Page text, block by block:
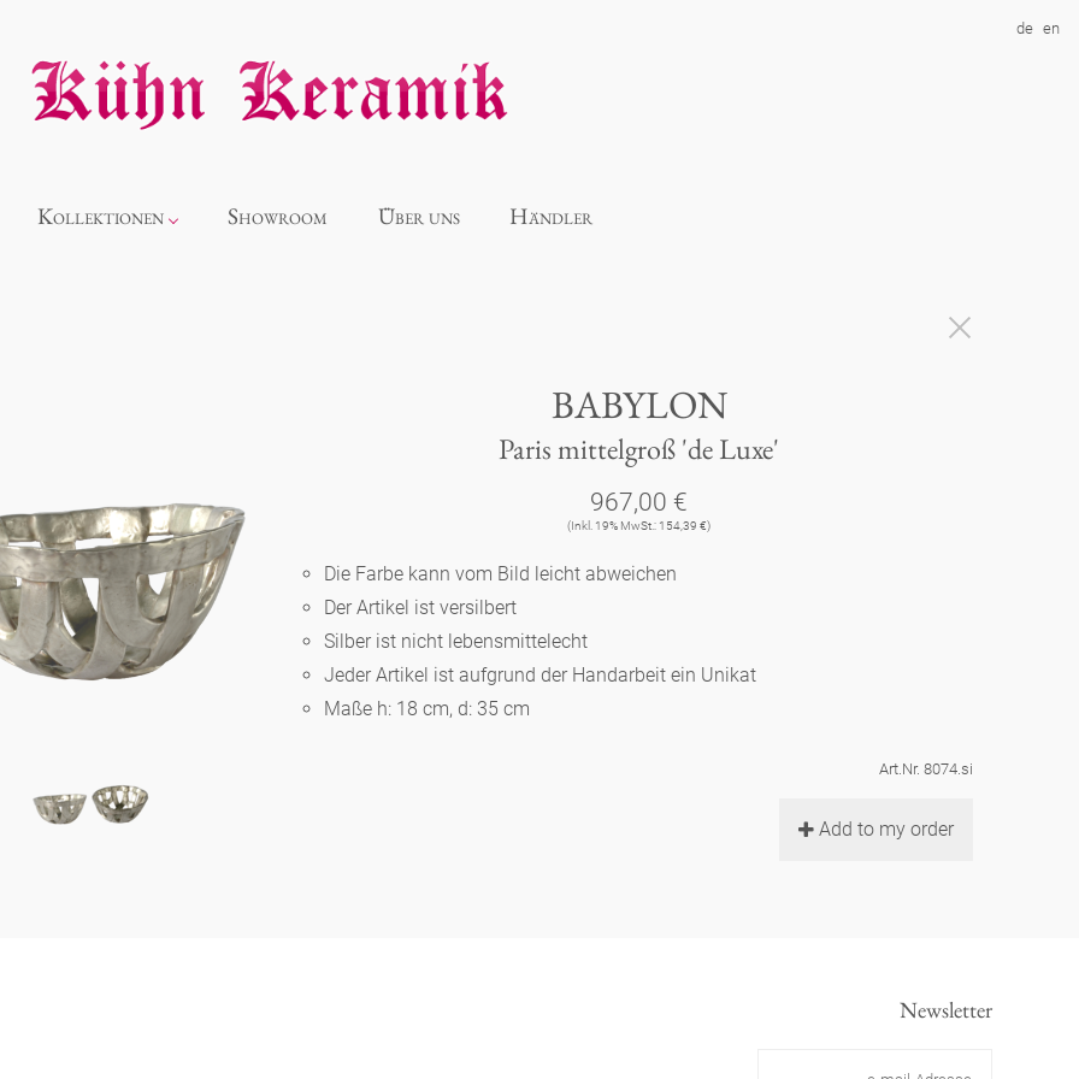
de en
Kollektionen
Souvenir
Berlin
Showroom Über uns Händler
BABYLON
Paris mittelgroß 'de Luxe'
967,00 €
(Inkl. 19% MwSt.: 154,39 €)
Die Farbe kann vom Bild leicht abweichen
Der Artikel ist versilbert
Silber ist nicht lebensmittelecht
Jeder Artikel ist aufgrund der Handarbeit ein Unikat
Maße h: 18 cm, d: 35 cm
Art.Nr. 8074.si
Add to my order
Newsletter